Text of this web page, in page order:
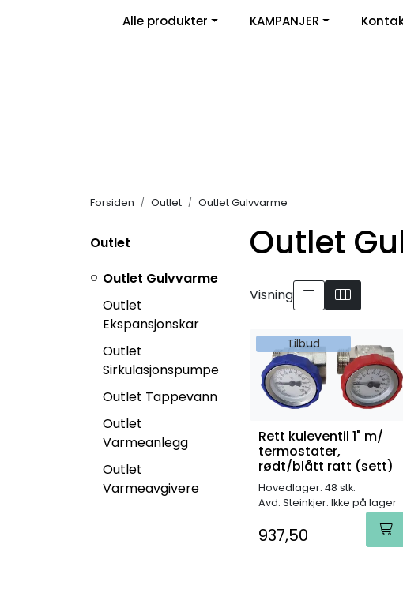
Salgsbetingelser | Retur/transportskade &
Alle produkter KAMPANJER
Forsiden Outlet Outlet Gulvvarme
Outlet
Outlet Gulvvarme
Outlet
Ekspansjonskar
Outlet
Sirkulasjonspumpe
Outlet Tappevann
Outlet
Varmeanlegg
Outlet
Varmeavgivere
Outlet
Visning
Tilbud
Rett kuleventil 1" m/
termostater,
rødt/blått ratt (sett)
Hovedlager: 48 stk.
Avd. Steinkjer: Ikke på lager
937,50